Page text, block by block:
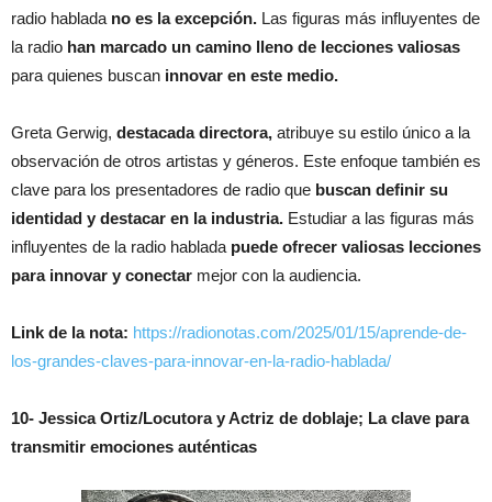
radio hablada no es la excepción. Las figuras más influyentes de
la radio han marcado un camino lleno de lecciones valiosas
para quienes buscan innovar en este medio.
Greta Gerwig, destacada directora, atribuye su estilo único a la
observación de otros artistas y géneros. Este enfoque también es
clave para los presentadores de radio que buscan definir su
identidad y destacar en la industria. Estudiar a las figuras más
influyentes de la radio hablada puede ofrecer valiosas lecciones
para innovar y conectar mejor con la audiencia.
Link de la nota: https://radionotas.com/2025/01/15/aprende-de-
los-grandes-claves-para-innovar-en-la-radio-hablada/
10- Jessica Ortiz/Locutora y Actriz de doblaje; La clave para
transmitir emociones auténticas